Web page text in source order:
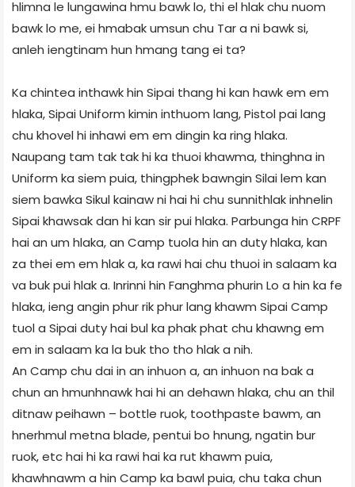
hlimna le lungawina hmu bawk lo, thi el hlak chu nuom
bawk lo me, ei hmabak umsun chu Tar a ni bawk si,
anleh iengtinam hun hmang tang ei ta?
Ka chintea inthawk hin Sipai thang hi kan hawk em em
hlaka, Sipai Uniform kimin inthuom lang, Pistol pai lang
chu khovel hi inhawi em em dingin ka ring hlaka.
Naupang tam tak tak hi ka thuoi khawma, thinghna in
Uniform ka siem puia, thingphek bawngin Silai lem kan
siem bawka Sikul kainaw ni hai hi chu sunnithlak inhnelin
Sipai khawsak dan hi kan sir pui hlaka. Parbunga hin CRPF
hai an um hlaka, an Camp tuola hin an duty hlaka, kan
za thei em em hlak a, ka rawi hai chu thuoi in salaam ka
va buk pui hlak a. Inrinni hin Fanghma phurin Lo a hin ka fe
hlaka, ieng angin phur rik phur lang khawm Sipai Camp
tuol a Sipai duty hai bul ka phak phat chu khawng em
em in salaam ka la buk tho tho hlak a nih.
An Camp chu dai in an inhuon a, an inhuon na bak a
chun an hmunhnawk hai hi an dehawn hlaka, chu an thil
ditnaw peihawn – bottle ruok, toothpaste bawm, an
hnerhmul metna blade, pentui bo hnung, ngatin bur
ruok, etc hai hi ka rawi hai ka rut khawm puia,
khawhnawm a hin Camp ka bawl puia, chu taka chun